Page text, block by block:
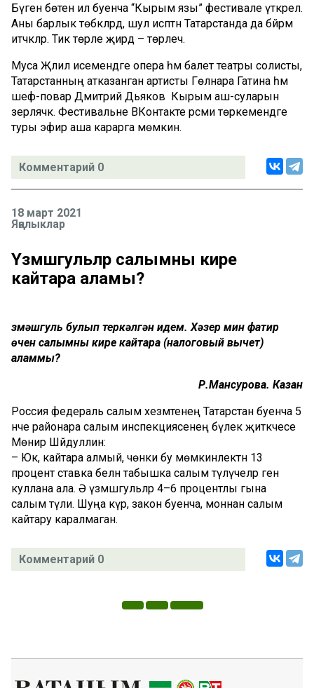
Бүген бөтен ил буенча “Кырым язы” фестивале үткәрелә.
Аны барлык төбәкләрдә, шул исәптән Татарстанда да бәйрәм
итәчәкләр. Тик төрле җирдә – төрлечә.
Муса Җәлил исемендәге опера һәм балет театры солисты,
Татарстанның атказанган артисты Гөлнара Гатина һәм
шеф-повар Дмитрий Дьяков Кырым аш-суларын
әзерләячәк. Фестивальне ВКонтакте рәсми төркемендәге
туры эфир аша карарга мөмкин.
Комментарий 0
18 март 2021
Яңалыклар
Үзмәшгульләр салымны кире
кайтара аламы?
Үзмәшгуль булып теркәлгән идем. Хәзер мин фатир
өчен салымны кире кайтара (налоговый вычет)
аламмы?
Р.Мансурова. Казан
Россия федераль салым хезмәтенең Татарстан буенча 5
нче районара салым инспекциясенең бүлек җитәкчесе
Мөнир Шәйдуллин:
– Юк, кайтара алмый, чөнки бу мөмкинлектән 13
процент ставка белән табышка салым түләүчеләр генә
куллана ала. Ә үзмәшгульләр 4–6 процентлы гына
салым түли. Шуңа күрә, закон буенча, моннан салым
кайтару каралмаган.
Комментарий 0